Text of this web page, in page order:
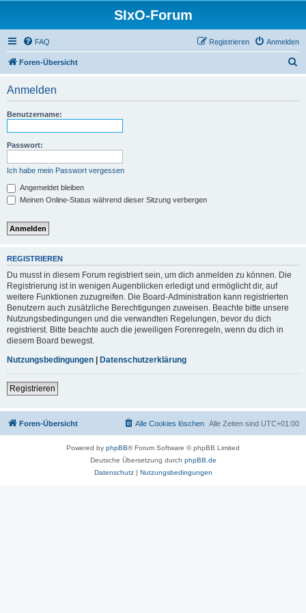
SIxO-Forum
FAQ Anmelden
Registrieren
Foren-Übersicht
Anmelden
Benutzername:
Passwort:
Ich habe mein Passwort vergessen
Angemeldet bleiben
Meinen Online-Status während dieser Sitzung verbergen
REGISTRIEREN
Du musst in diesem Forum registriert sein, um dich anmelden zu können. Die
Registrierung ist in wenigen Augenblicken erledigt und ermöglicht dir, auf
weitere Funktionen zuzugreifen. Die Board-Administration kann registrierten
Benutzern auch zusätzliche Berechtigungen zuweisen. Beachte bitte unsere
Nutzungsbedingungen und die verwandten Regelungen, bevor du dich
registrierst. Bitte beachte auch die jeweiligen Forenregeln, wenn du dich in
diesem Board bewegst.
Nutzungsbedingungen | Datenschutzerklärung
Registrieren
Foren-Übersicht Alle Zeiten sind UTC+01:00
Alle Cookies löschen
Powered by phpBB® Forum Software © phpBB Limited
Deutsche Übersetzung durch phpBB.de
Datenschutz| Nutzungsbedingungen